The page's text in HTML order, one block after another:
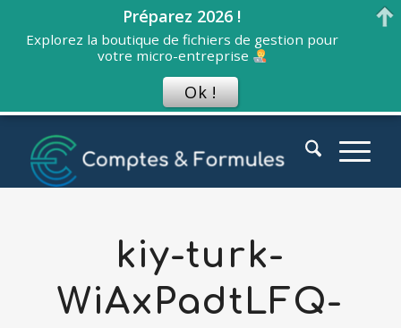
kiy-turk-
WiAxPadtLFQ-
Préparez 2026 !
Explorez la boutique de fichiers de gestion pour
votre micro-entreprise
Ok !